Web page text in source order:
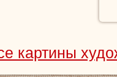
картины